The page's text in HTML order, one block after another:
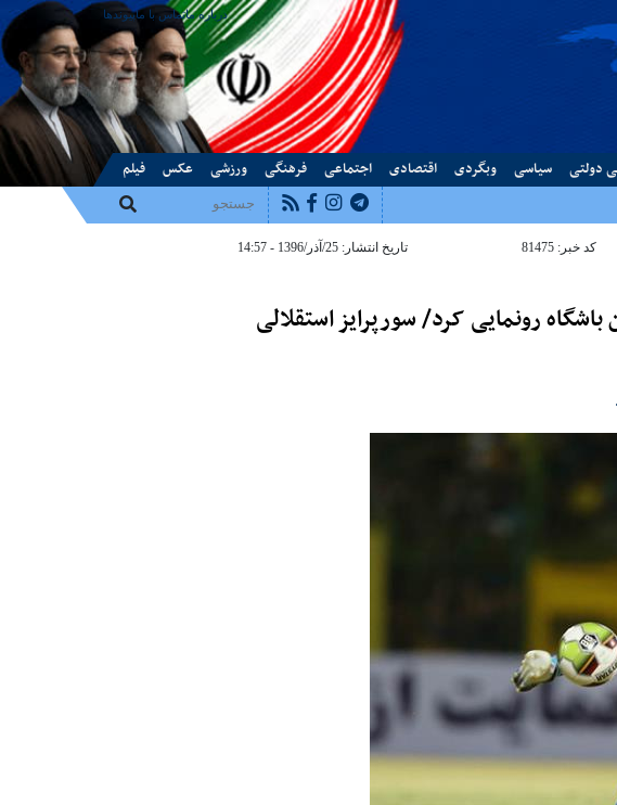
درباره ماتماس با ماپیوندها
دولتی سیاسی وبگردی اقتصادی اجتماعی فرهنگی ورزشی عکس فیلم
کد خبر: 81475 تاریخ انتشار: 25/آذر/1396 - 14:57
رونمایی کرد/ سورپرایز استقلالی